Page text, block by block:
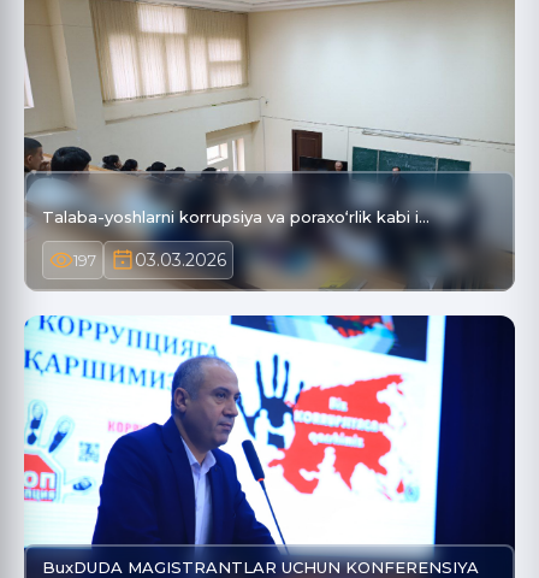
Talaba-yoshlarni korrupsiya va poraxo‘rlik kabi i…
197 03.03.2026
BuxDUDA MAGISTRANTLAR UCHUN KONFERENSIYA